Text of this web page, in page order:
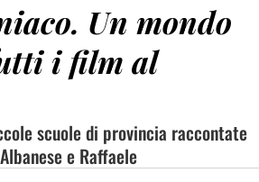
Un mondo
i film al
scuole di provincia raccontate
e Raffaele